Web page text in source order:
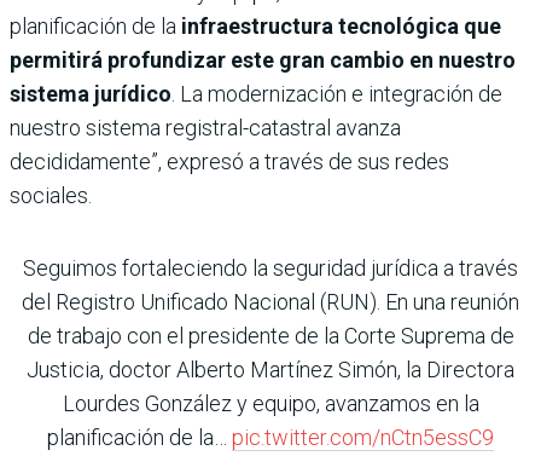
planificación de la infraestructura tecnológica que
permitirá profundizar este gran cambio en nuestro
sistema jurídico . La modernización e integración de
nuestro sistema registral-catastral avanza
decididamente”, expresó a través de sus redes
sociales.
Seguimos fortaleciendo la seguridad jurídica a través
del Registro Unificado Nacional (RUN). En una reunión
de trabajo con el presidente de la Corte Suprema de
Justicia, doctor Alberto Martínez Simón, la Directora
Lourdes González y equipo, avanzamos en la
planificación de la… pic.twitter.com/nCtn5essC9